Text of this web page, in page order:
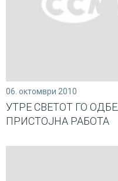
06. октомври 2010
УТРЕ СВЕТОТ ГО
ПРИСТОЈНА РАБОТА